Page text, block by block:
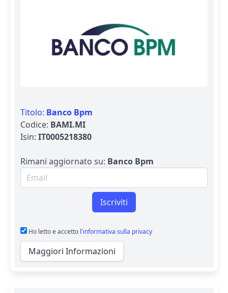
Titolo: Banco Bpm
Codice: BAMI.MI
Isin: IT0005218380
Rimani aggiornato su: Banco Bpm
Email per newsletter
Iscriviti
Ho letto e accetto l'informativa sulla privacy
Maggiori Informazioni